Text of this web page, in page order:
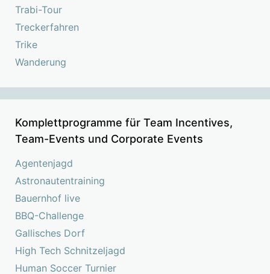
Trabi-Tour
Treckerfahren
Trike
Wanderung
Komplettprogramme für Team Incentives,
Team-Events und Corporate Events
Agentenjagd
Astronautentraining
Bauernhof live
BBQ-Challenge
Gallisches Dorf
High Tech Schnitzeljagd
Human Soccer Turnier